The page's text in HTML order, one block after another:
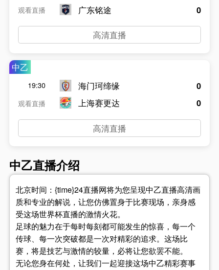
观看直播
广东铭途
0
高清直播
中乙
19:30
观看直播
海门珂缔缘
上海赛更达
0
0
高清直播
中乙直播介绍
北京时间：{time}24直播网将为您呈现中乙直播高清画
质和专业的解说，让您仿佛置身于比赛现场，亲身感
受这场世界杯直播的激情火花。
足球的魅力在于每时每刻都可能发生的惊喜，每一个
传球、每一次突破都是一次对精彩的追求。这场比
赛，将是技艺与激情的较量，必将让您欲罢不能。
无论您身在何处，让我们一起迎接这场中乙精彩赛事